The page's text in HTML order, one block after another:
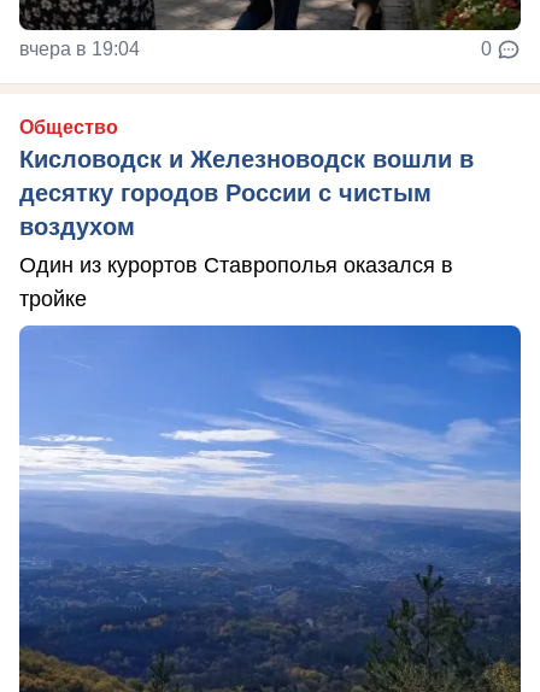
вчера в 19:04 0
Общество
Кисловодск и Железноводск вошли в
десятку городов России с чистым
воздухом
Один из курортов Ставрополья оказался в
тройке